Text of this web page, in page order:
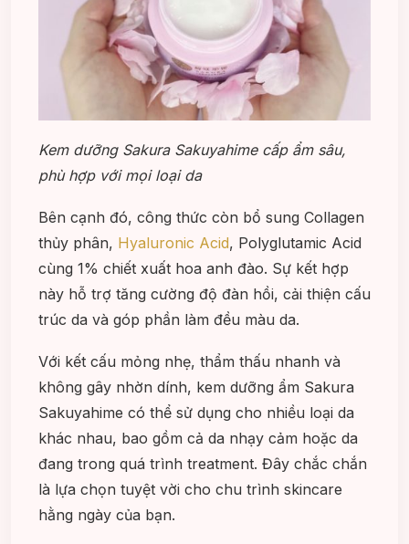
Kem dưỡng Sakura Sakuyahime cấp ẩm sâu,
phù hợp với mọi loại da
Bên cạnh đó, công thức còn bổ sung Collagen
thủy phân, Hyaluronic Acid, Polyglutamic Acid
cùng 1% chiết xuất hoa anh đào. Sự kết hợp
này hỗ trợ tăng cường độ đàn hồi, cải thiện cấu
trúc da và góp phần làm đều màu da.
Với kết cấu mỏng nhẹ, thẩm thấu nhanh và
không gây nhờn dính, kem dưỡng ẩm Sakura
Sakuyahime có thể sử dụng cho nhiều loại da
khác nhau, bao gồm cả da nhạy cảm hoặc da
đang trong quá trình treatment. Đây chắc chắn
là lựa chọn tuyệt vời cho chu trình skincare
hằng ngày của bạn.